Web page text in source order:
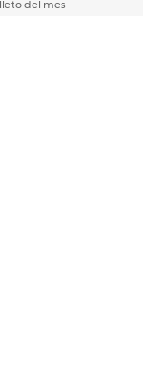
del mes